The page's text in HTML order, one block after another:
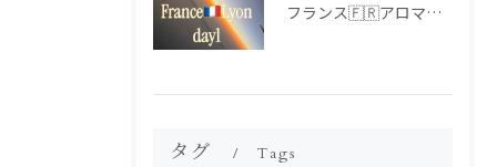
フランス🇫🇷アロマ研修ツアー𝗱𝗮𝘆𝟭
タグ Tags